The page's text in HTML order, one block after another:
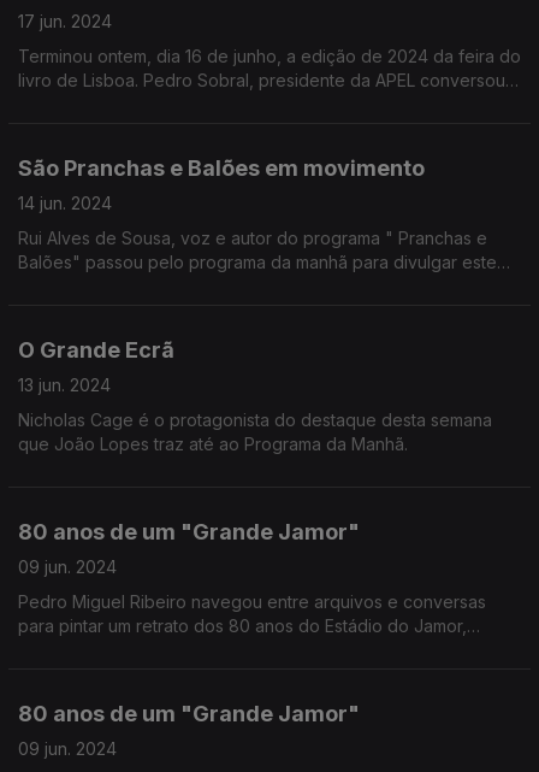
17 jun. 2024
Terminou ontem, dia 16 de junho, a edição de 2024 da feira do
livro de Lisboa. Pedro Sobral, presidente da APEL conversou
São Pranchas e Balões em movimento
14 jun. 2024
Rui Alves de Sousa, voz e autor do programa " Pranchas e
Balões" passou pelo programa da manhã para divulgar este
O Grande Ecrã
13 jun. 2024
Nicholas Cage é o protagonista do destaque desta semana
que João Lopes traz até ao Programa da Manhã.
80 anos de um "Grande Jamor"
09 jun. 2024
Pedro Miguel Ribeiro navegou entre arquivos e conversas
para pintar um retrato dos 80 anos do Estádio do Jamor,
80 anos de um "Grande Jamor"
09 jun. 2024